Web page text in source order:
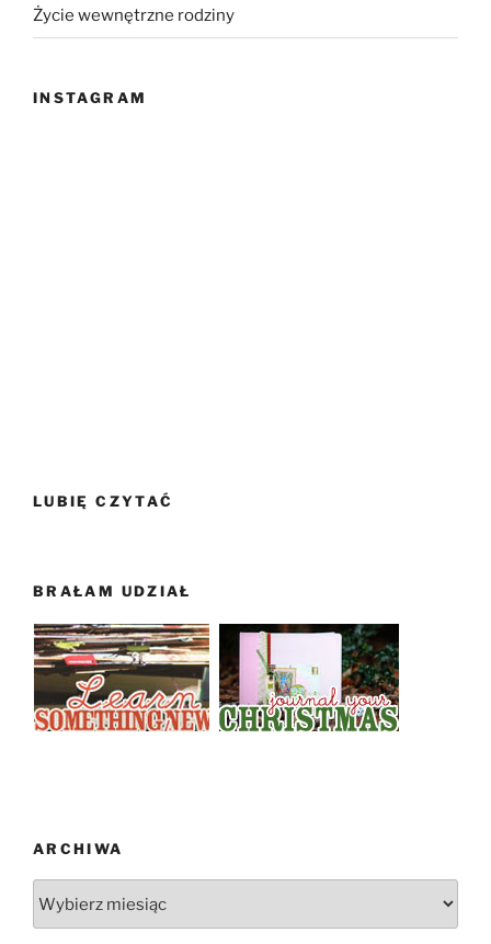
Życie wewnętrzne rodziny
INSTAGRAM
LUBIĘ CZYTAĆ
BRAŁAM UDZIAŁ
ARCHIWA